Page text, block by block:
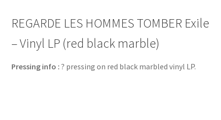
REGARDE LES HOMMES TOMBER Exile
– Vinyl LP (red black marble)
Pressing info : ? pressing on red black marbled vinyl LP.